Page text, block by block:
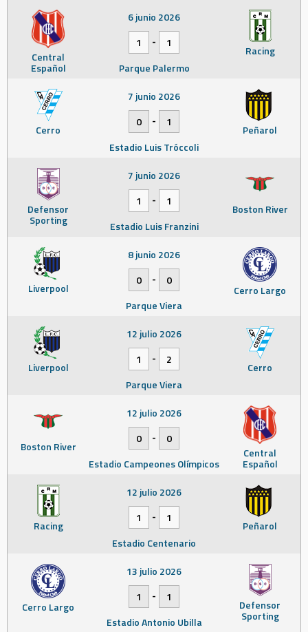
Central
Español
Racing
6 junio 2026
1
-
1
Parque Palermo
Cerro Peñarol
7 junio 2026
0
-
1
Estadio Luis Tróccoli
Defensor
Sporting
Boston River
7 junio 2026
1
-
1
Estadio Luis Franzini
Liverpool Cerro Largo
8 junio 2026
0
-
0
Parque Viera
Liverpool Cerro
12 julio 2026
1
-
2
Parque Viera
Boston River Central
Español
12 julio 2026
0
-
0
Estadio Campeones Olímpicos
Racing Peñarol
12 julio 2026
1
-
1
Estadio Centenario
Cerro Largo Defensor
Sporting
13 julio 2026
1
-
1
Estadio Antonio Ubilla